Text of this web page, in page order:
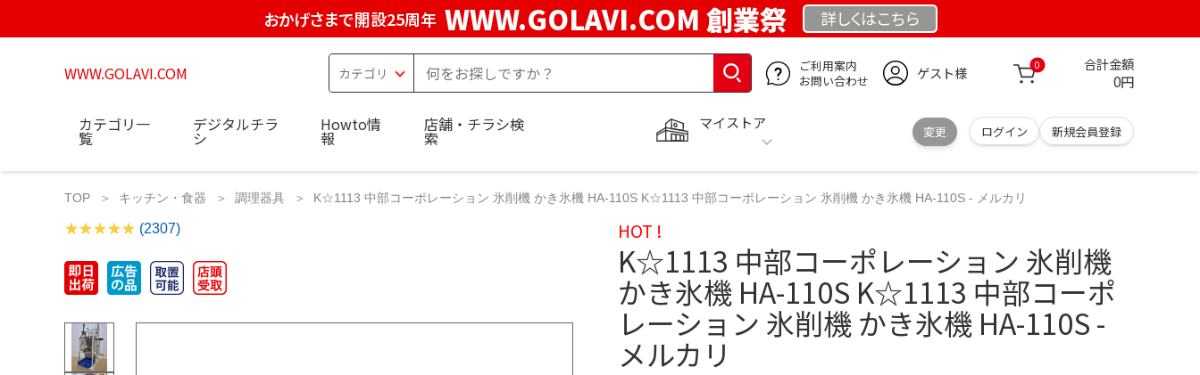
おかげさまで開設25周年 WWW.GOLAVI.COM 創業祭 詳しくはこちら
WWW.GOLAVI.COM
ご利用案内
お問い合わせ
ゲスト様 0 合計金額
0円
マイストア
変更 ログイン 新規会員登録
カテゴリ一
覧
デジタルチラ
シ
Howto情
報
店舗・チラシ検
索
TOP キッチン・食器 調理器具 K☆1113 中部コーポレーション 氷削機 かき氷機 HA-110S K☆1113 中部コーポレーション 氷削機 かき氷機 HA-110S - メルカリ
(2307) HOT !
K☆1113 中部コーポレーション 氷削機
かき氷機 HA-110S K☆1113 中部コーポ
レーション 氷削機 かき氷機 HA-110S -
メルカリ